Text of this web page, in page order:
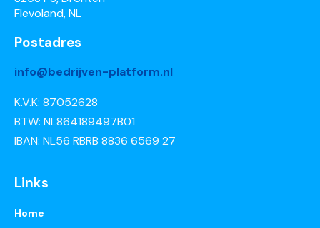
Flevoland, NL
Postadres
info@bedrijven-platform.nl
K.V.K: 87052628
BTW: NL864189497B01
IBAN: NL56 RBRB 8836 6569 27
Links
Home